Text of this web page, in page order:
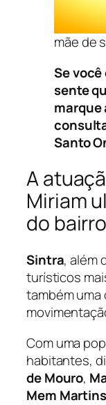
mãe de
Se
sente
marque
Santo
A
Miriam
do bairro
Sintra, além
turísticos
também
Com uma
habitantes,
de Mouro,
Mem Martins